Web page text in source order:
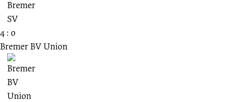
4 : 0
Bremer BV Union